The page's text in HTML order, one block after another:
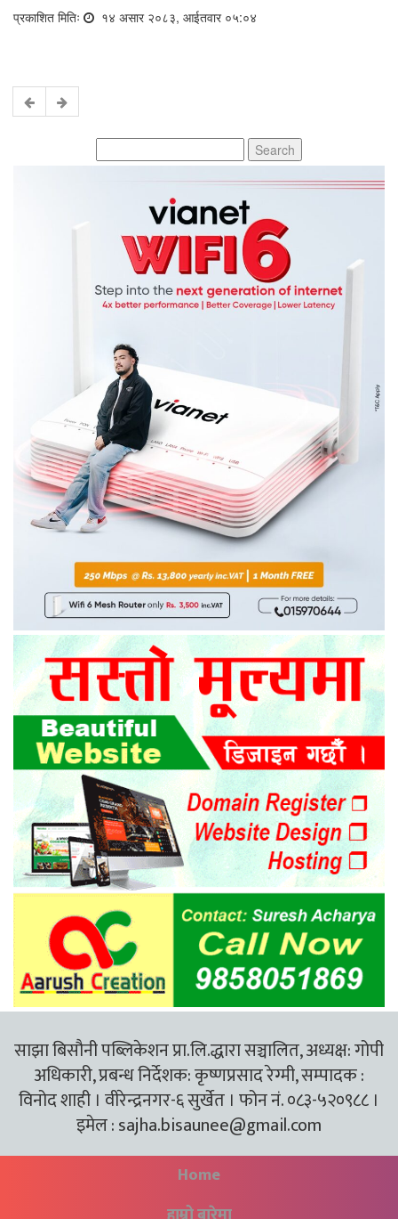
प्रकाशित मितिः १४ असार २०८३, आईतवार ०५:०४
for:
साझा बिसौनी पब्लिकेशन प्रा.लि.द्धारा सञ्चालित, अध्यक्ष: गोपी
अधिकारी, प्रबन्ध निर्देशक: कृष्णप्रसाद रेग्मी, सम्पादक :
विनोद शाही । वीरेन्द्रनगर-६ सुर्खेत । फोन नं. ०८३-५२०९८८ ।
इमेल :sajha.bisaunee@gmail.com
Home